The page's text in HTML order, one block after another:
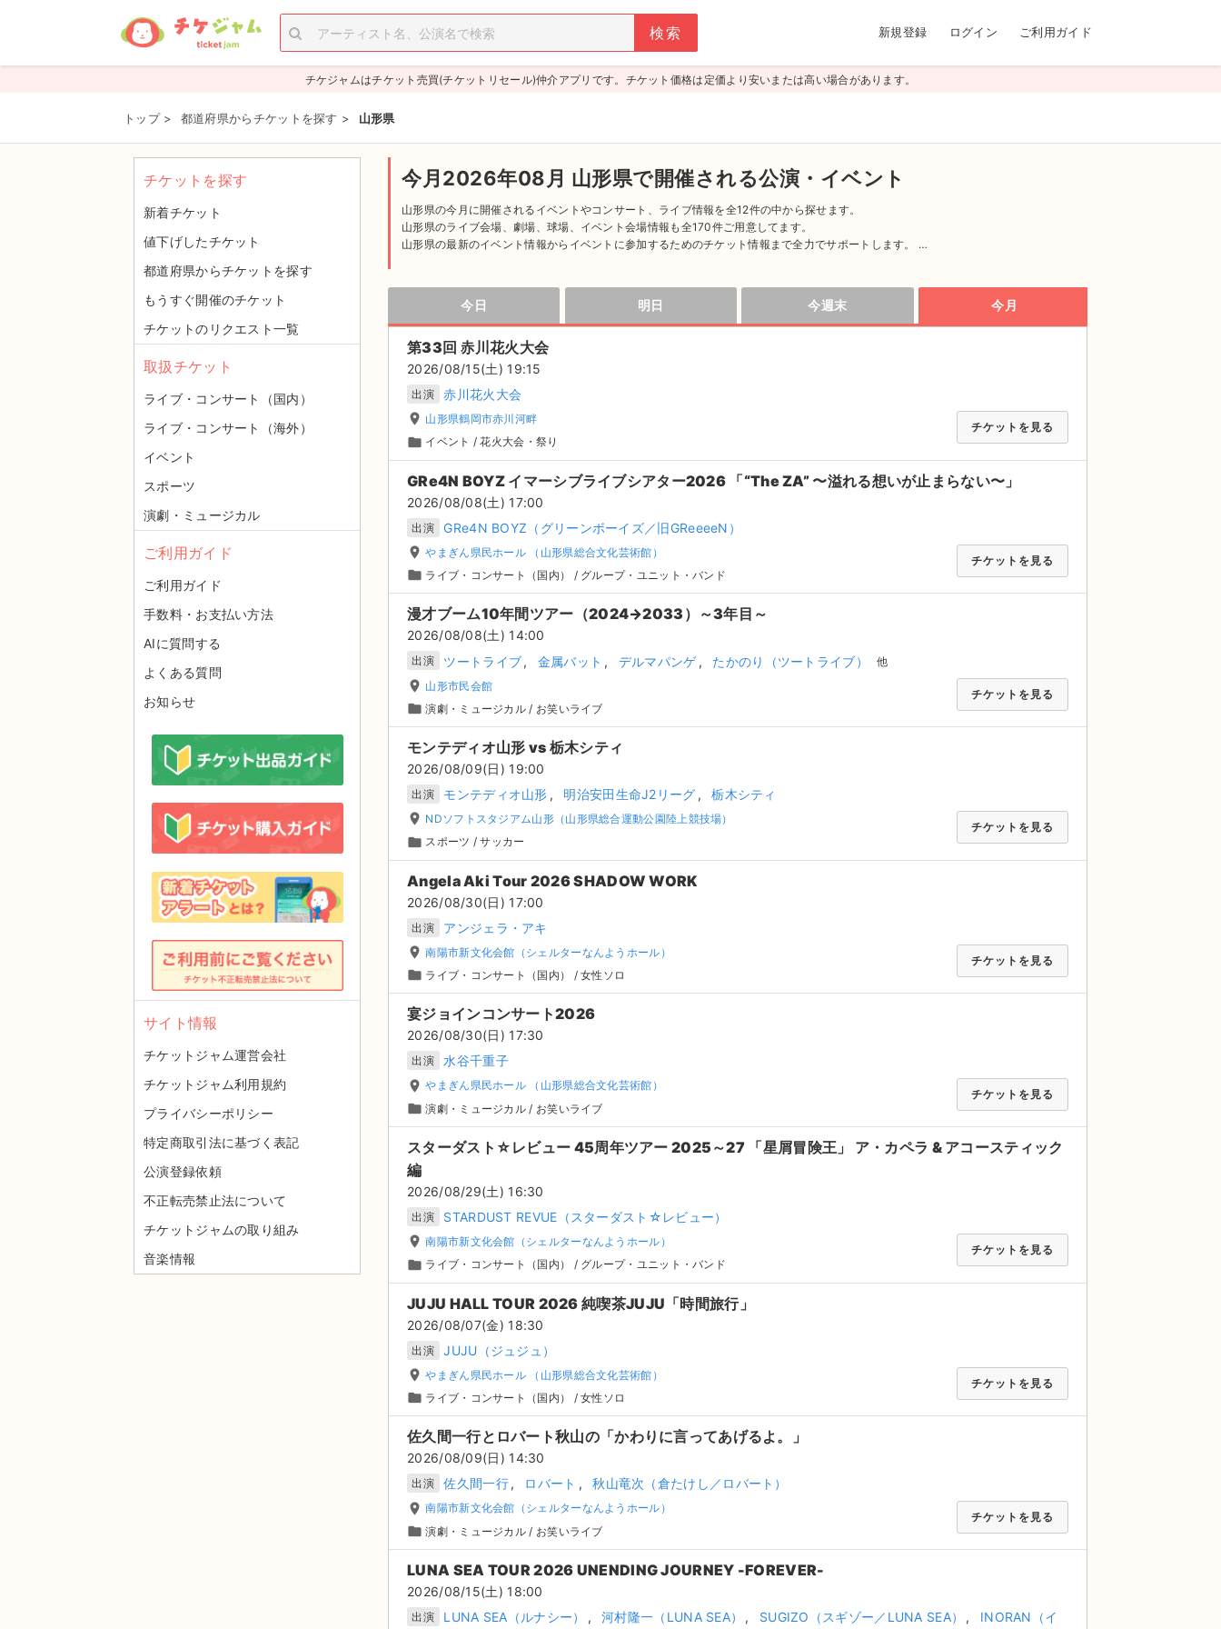
新規登録 ログイン ご利用ガイド
チケジャムはチケット売買(チケットリセール)仲介アプリです。チケット価格は定価より安いまたは高い場合があります。
トップ > 都道府県からチケットを探す > 山形県
今月2026年08月 山形県で開催される公演・イベント
山形県の今月に開催されるイベントやコンサート、ライブ情報を全12件の中から探せます。
山形県のライブ会場、劇場、球場、イベント会場情報も全170件ご用意してます。
山形県の最新のイベント情報からイベントに参加するためのチケット情報まで全力でサポートします。
人気のチケットはチケジャム [ticketjam] にお任せ！
今日 明日 今週末 今月
第33回 赤川花火大会
2026/08/15(土) 19:15
出演
赤川花火大会
place 山形県鶴岡市赤川河畔
folder イベント / 花火大会・祭り
チケットを見る
GRe4N BOYZ イマーシブライブシアター2026 「“The ZA” 〜溢れる想いが止まらない〜」
2026/08/08(土) 17:00
出演
GRe4N BOYZ（グリーンボーイズ／旧GReeeeN）
place やまぎん県民ホール （山形県総合文化芸術館）
folder ライブ・コンサート（国内） / グループ・ユニット・バンド
チケットを見る
漫才ブーム10年間ツアー（2024→2033）～3年目～
2026/08/08(土) 14:00
出演 ツートライブ 金属バット デルマパンゲ たかのり（ツートライブ） 他
place 山形市民会館
folder 演劇・ミュージカル / お笑いライブ
チケットを見る
モンテディオ山形 vs 栃木シティ
2026/08/09(日) 19:00
出演 モンテディオ山形 明治安田生命J2リーグ
栃木シティ
place NDソフトスタジアム山形（山形県総合運動公園陸上競技場）
folder スポーツ / サッカー
チケットを見る
Angela Aki Tour 2026 SHADOW WORK
2026/08/30(日) 17:00
出演
アンジェラ・アキ
place 南陽市新文化会館（シェルターなんようホール）
folder ライブ・コンサート（国内） / 女性ソロ
チケットを見る
宴ジョインコンサート2026
2026/08/30(日) 17:30
出演
水谷千重子
place やまぎん県民ホール （山形県総合文化芸術館）
folder 演劇・ミュージカル / お笑いライブ
チケットを見る
スターダスト☆レビュー 45周年ツアー 2025～27 「星屑冒険王」 ア・カペラ & アコースティック
編
2026/08/29(土) 16:30
出演
STARDUST REVUE（スターダスト☆レビュー）
place 南陽市新文化会館（シェルターなんようホール）
folder ライブ・コンサート（国内） / グループ・ユニット・バンド
チケットを見る
JUJU HALL TOUR 2026 純喫茶JUJU「時間旅行」
2026/08/07(金) 18:30
出演
JUJU（ジュジュ）
place やまぎん県民ホール （山形県総合文化芸術館）
folder ライブ・コンサート（国内） / 女性ソロ
チケットを見る
佐久間一行とロバート秋山の「かわりに言ってあげるよ。」
2026/08/09(日) 14:30
出演 佐久間一行 ロバート
秋山竜次（倉たけし／ロバート）
place 南陽市新文化会館（シェルターなんようホール）
folder 演劇・ミュージカル / お笑いライブ
チケットを見る
LUNA SEA TOUR 2026 UNENDING JOURNEY -FOREVER-
2026/08/15(土) 18:00
出演 LUNA SEA（ルナシー） 河村隆一（LUNA SEA） SUGIZO（スギゾー／LUNA SEA） INORAN（イ
チケットを探す
新着チケット
値下げしたチケット
都道府県からチケットを探す
もうすぐ開催のチケット
チケットのリクエスト一覧
取扱チケット
ライブ・コンサート（国内）
ライブ・コンサート（海外）
イベント
スポーツ
演劇・ミュージカル
ご利用ガイド
ご利用ガイド
手数料・お支払い方法
AIに質問する
よくある質問
お知らせ
サイト情報
チケットジャム運営会社
チケットジャム利用規約
プライバシーポリシー
特定商取引法に基づく表記
公演登録依頼
不正転売禁止法について
チケットジャムの取り組み
音楽情報